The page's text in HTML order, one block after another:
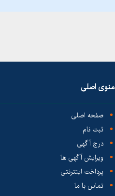
منوی اصلی
صفحه اصلی
ثبت نام
درج آگهی
ویرایش آگهی ها
پرداخت اینترنتی
تماس با ما